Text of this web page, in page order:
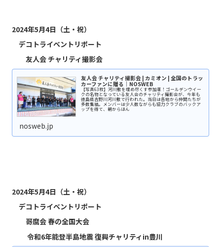
2024年5月4日（土・祝）
デコトライベントリポート
友人会 チャリティ撮影会
友人会 チャリティ撮影会 | カミオン | 全国のトラッ
カーファンに贈る｜NOSWEB
【写真63枚】河川敷を埋め尽くす参加車！ゴールデンウイー
クの名物となっている友人会のチャリティ撮影会が、今年も
徳島県吉野川河川敷で行われた。当日は各地から仲間たちが
多数集結。メンバーは少人数ながらも協力クラブのバックア
ップを得て、朝からほん
nosweb.jp
2024年5月4日（土・祝）
デコトライベントリポート
哥麿会 春の全国大会
令和6年能登半島地震 復興チャリティin豊川